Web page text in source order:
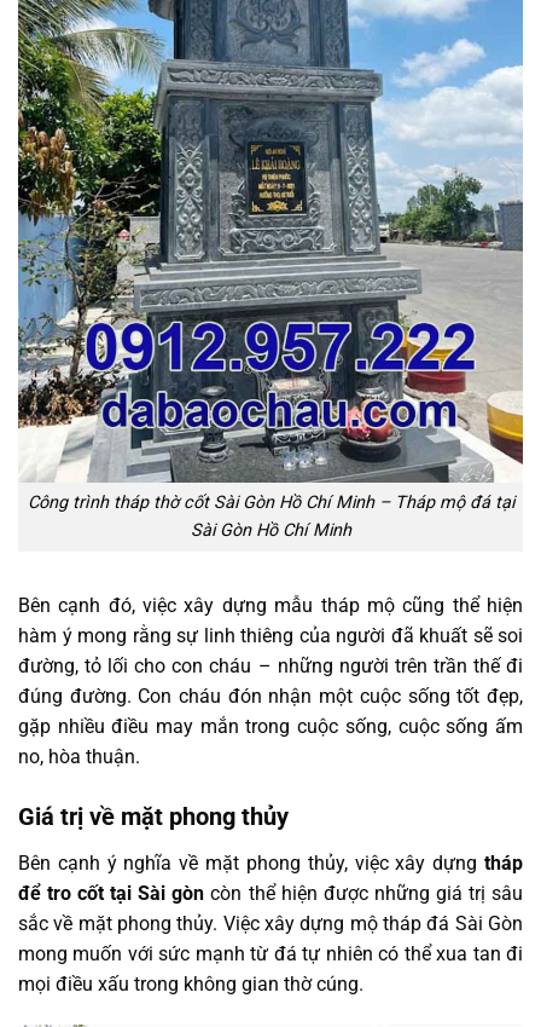
Công trình tháp thờ cốt Sài Gòn Hồ Chí Minh – Tháp mộ đá tại
Sài Gòn Hồ Chí Minh
Bên cạnh đó, việc xây dựng mẫu tháp mộ cũng thể hiện
hàm ý mong rằng sự linh thiêng của người đã khuất sẽ soi
đường, tỏ lối cho con cháu – những người trên trần thế đi
đúng đường. Con cháu đón nhận một cuộc sống tốt đẹp,
gặp nhiều điều may mắn trong cuộc sống, cuộc sống ấm
no, hòa thuận.
Giá trị về mặt phong thủy
Bên cạnh ý nghĩa về mặt phong thủy, việc xây dựng tháp
để tro cốt tại Sài gòn còn thể hiện được những giá trị sâu
sắc về mặt phong thủy. Việc xây dựng mộ tháp đá Sài Gòn
mong muốn với sức mạnh từ đá tự nhiên có thể xua tan đi
mọi điều xấu trong không gian thờ cúng.